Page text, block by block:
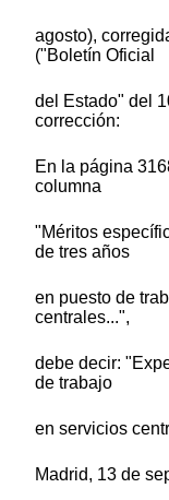
agosto),
("Boletín Oficial
del Estado" del
corrección:
En la página
columna
"Méritos
de tres años
en puesto de
centrales...",
debe decir:
de trabajo
en servicios
Madrid, 13 de